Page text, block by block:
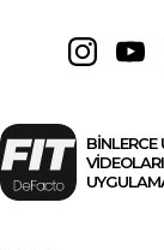
BİNLERCE